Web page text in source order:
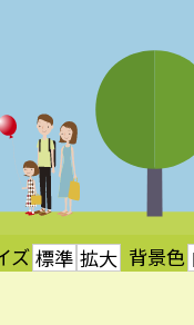
ズ 標準 拡大 背景色